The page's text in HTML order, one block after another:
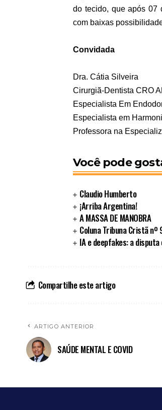
do tecido, que após 07
com baixas
Convidada
Dra. Cátia Silveira
Cirurgiã-Dentista CRO
Especialista Em
Especialista em
Professora na
Você pode
Claudio Humberto
¡Arriba Argentina!
A MASSA DE MANOBRA
Coluna Tribuna Cristã
IA e deepfakes: a
Compartilhe este artigo
ARTIGO ANTERIOR
SAÚDE MENTAL E COVID